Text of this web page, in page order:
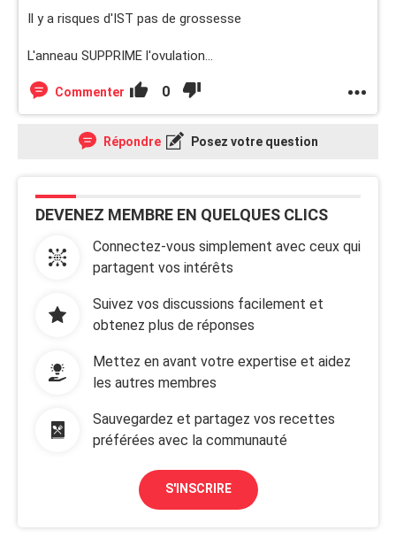
Il y a risques d'IST pas de grossesse
L'anneau SUPPRIME l'ovulation...
Commenter 0
Répondre Posez votre question
DEVENEZ MEMBRE EN QUELQUES CLICS
Connectez-vous simplement avec ceux qui
partagent vos intérêts
Suivez vos discussions facilement et
obtenez plus de réponses
Mettez en avant votre expertise et aidez
les autres membres
Sauvegardez et partagez vos recettes
préférées avec la communauté
S'INSCRIRE